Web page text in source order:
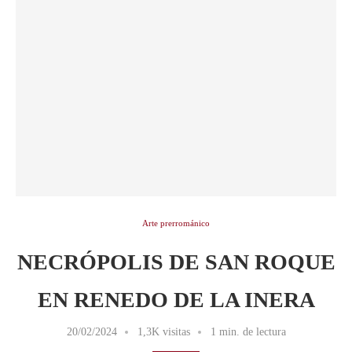
Arte prerrománico
NECRÓPOLIS DE SAN ROQUE
EN RENEDO DE LA INERA
20/02/2024 1,3K visitas 1 min. de lectura